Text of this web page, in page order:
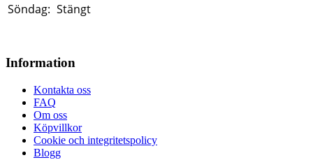
Söndag: Stängt
Information
Kontakta oss
FAQ
Om oss
Köpvillkor
Cookie och integritetspolicy
Blogg